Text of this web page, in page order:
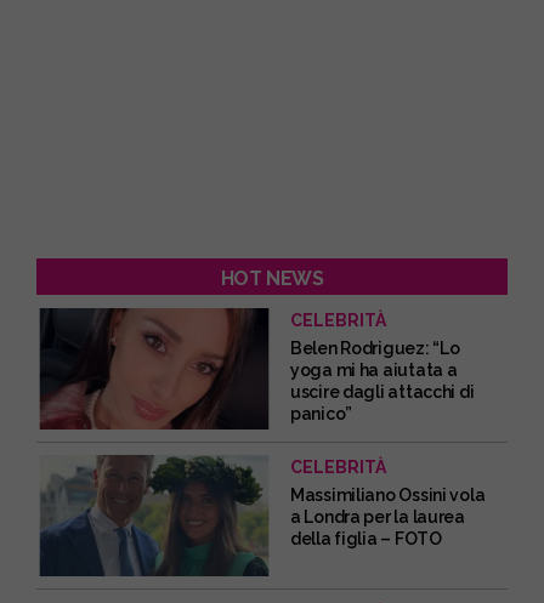
HOT NEWS
CELEBRITÀ
Belen Rodriguez: “Lo
yoga mi ha aiutata a
uscire dagli attacchi di
panico”
CELEBRITÀ
Massimiliano Ossini vola
a Londra per la laurea
della figlia – FOTO